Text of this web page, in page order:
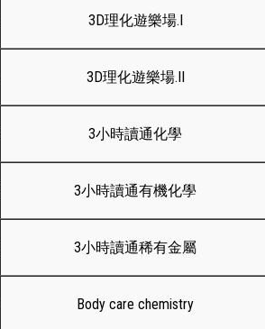
3D理化遊樂場.I
3D理化遊樂場.II
3小時讀通化學
3小時讀通有機化學
3小時讀通稀有金屬
Body care chemistry